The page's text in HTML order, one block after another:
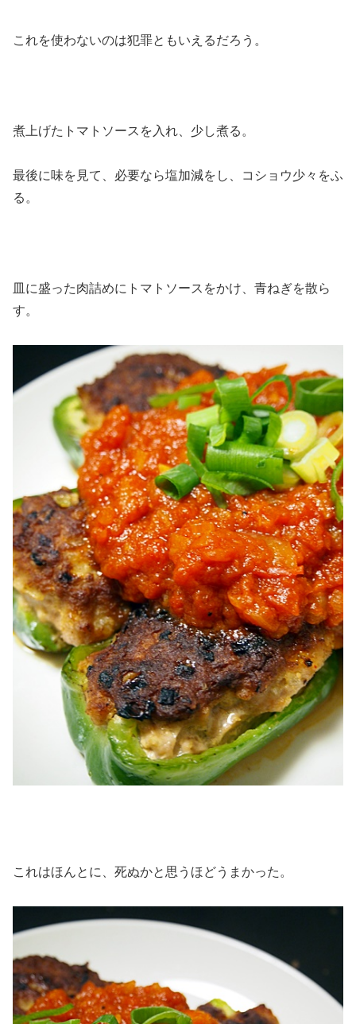
これを使わないのは犯罪ともいえるだろう。
煮上げたトマトソースを入れ、少し煮る。
最後に味を見て、必要なら塩加減をし、コショウ少々をふ
る。
皿に盛った肉詰めにトマトソースをかけ、青ねぎを散ら
す。
これはほんとに、死ぬかと思うほどうまかった。